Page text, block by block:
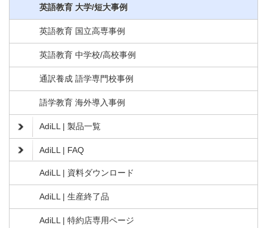
英語教育 大学/短大事例
英語教育 国立高専事例
英語教育 中学校/高校事例
通訳養成 語学専門校事例
語学教育 海外導入事例
AdiLL | 製品一覧
AdiLL | FAQ
AdiLL | 資料ダウンロード
AdiLL | 生産終了品
AdiLL | 特約店専用ページ